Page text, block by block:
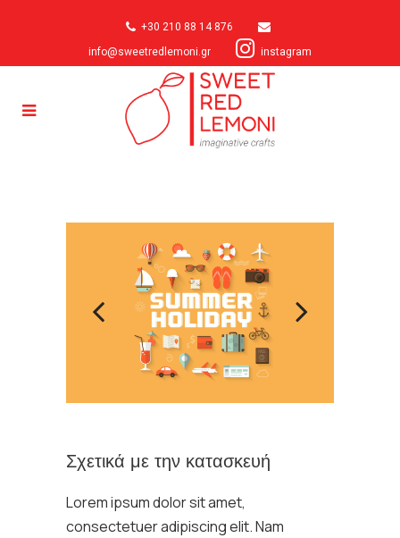
+30 210 88 14 876
info@sweetredlemoni.gr
instagram
Σχετικά με την κατασκευή
Lorem ipsum dolor sit amet,
consectetuer adipiscing elit. Nam